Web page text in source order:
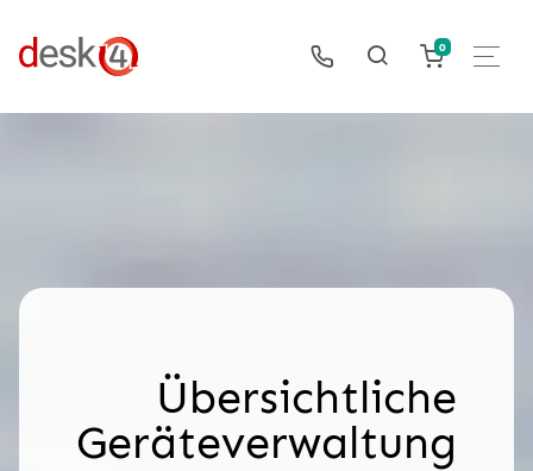
0
Übersichtliche
Geräteverwaltung